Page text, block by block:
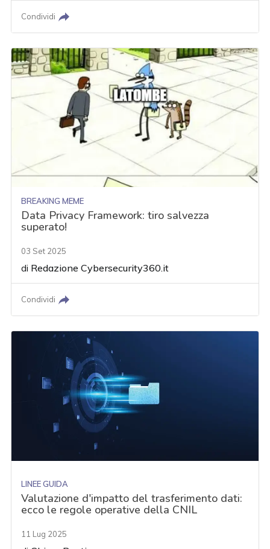
Condividi
BREAKING MEME
Data Privacy Framework: tiro salvezza
superato!
03 Set 2025
di Redazione Cybersecurity360.it
Condividi
LINEE GUIDA
Valutazione d'impatto del trasferimento dati:
ecco le regole operative della CNIL
11 Lug 2025